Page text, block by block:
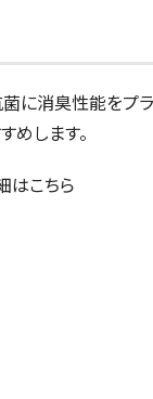
菌に消臭性能をプ
めします。
はこちら